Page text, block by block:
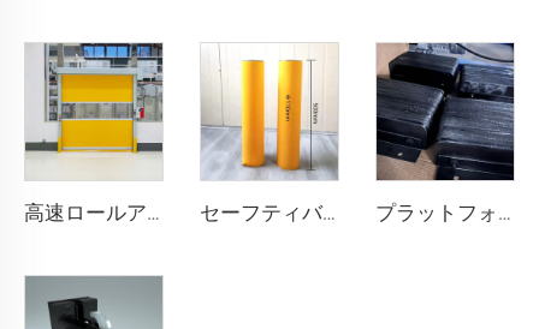
高速ロールアップドア セーフティバリア プラットフォーム衝突防止ブロック